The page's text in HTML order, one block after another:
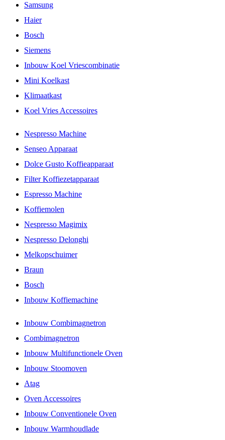
Samsung
Haier
Bosch
Siemens
Inbouw Koel Vriescombinatie
Mini Koelkast
Klimaatkast
Koel Vries Accessoires
Nespresso Machine
Senseo Apparaat
Dolce Gusto Koffieapparaat
Filter Koffiezetapparaat
Espresso Machine
Koffiemolen
Nespresso Magimix
Nespresso Delonghi
Melkopschuimer
Braun
Bosch
Inbouw Koffiemachine
Inbouw Combimagnetron
Combimagnetron
Inbouw Multifunctionele Oven
Inbouw Stoomoven
Atag
Oven Accessoires
Inbouw Conventionele Oven
Inbouw Warmhoudlade